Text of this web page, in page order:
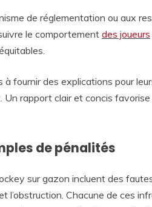
de réglementation ou aux
le comportementdes joueurs
fournir des explications pour
Un rapport clair et concis
de pénalités
sur gazon incluent des
l’obstruction. Chacune de ces